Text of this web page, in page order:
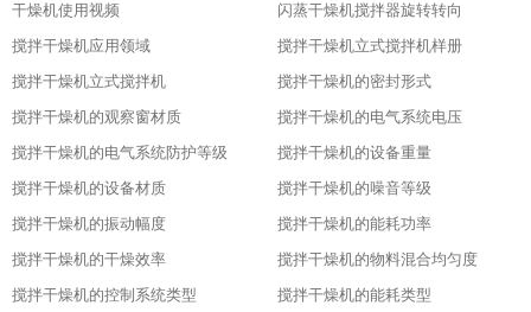
干燥机使用视频
闪蒸干燥机搅拌器旋转转向
搅拌干燥机应用领域
搅拌干燥机立式搅拌机样册
搅拌干燥机立式搅拌机
搅拌干燥机的密封形式
搅拌干燥机的观察窗材质
搅拌干燥机的电气系统电压
搅拌干燥机的电气系统防护等级
搅拌干燥机的设备重量
搅拌干燥机的设备材质
搅拌干燥机的噪音等级
搅拌干燥机的振动幅度
搅拌干燥机的能耗功率
搅拌干燥机的干燥效率
搅拌干燥机的物料混合均匀度
搅拌干燥机的控制系统类型
搅拌干燥机的能耗类型